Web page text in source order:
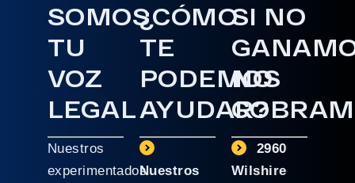
SOMOS
TU
VOZ
LEGAL
Nuestros
experimentados
¿CÓMO
TE
PODEMOS
AYUDAR?
Nuestros
SI NO
NO
2960
Wilshire